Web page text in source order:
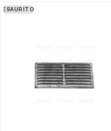
ESAURITO